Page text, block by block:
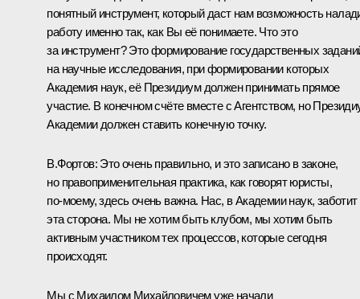
понятный инструмент, который даст нам возможность
работу именно так, как Вы её понимаете. Что это
за инструмент? Это формирование государственных
на научные исследования, при формировании которых
Академия наук, её Президиум должен принимать прямое
участие. В конечном счёте вместе с Агентством, но
Академии должен ставить конечную точку.
В.Фортов: Это очень правильно, и это записано в законе,
но правоприменительная практика, как говорят юристы,
по‑моему, здесь очень важна. Нас, в Академии наук, заботит
эта сторона. Мы не хотим быть клубом, мы хотим быть
активным участником тех процессов, которые сегодня
происходят.
Мы с Михаилом Михайловичем уже начали